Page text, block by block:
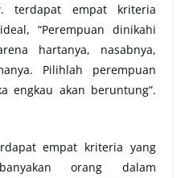
terdapat empat kriteria
“Perempuan dinikahi
hartanya, nasabnya,
Pilihlah perempuan
engkau akan beruntung”.
empat kriteria yang
orang dalam